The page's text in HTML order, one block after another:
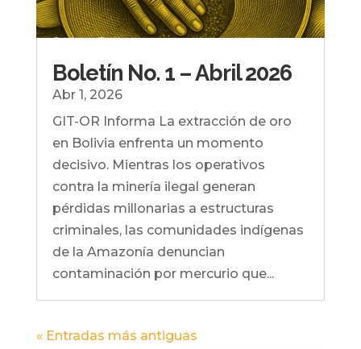
Boletín No. 1 – Abril 2026
Abr 1, 2026
GIT-OR Informa La extracción de oro
en Bolivia enfrenta un momento
decisivo. Mientras los operativos
contra la minería ilegal generan
pérdidas millonarias a estructuras
criminales, las comunidades indígenas
de la Amazonía denuncian
contaminación por mercurio que...
« Entradas más antiguas